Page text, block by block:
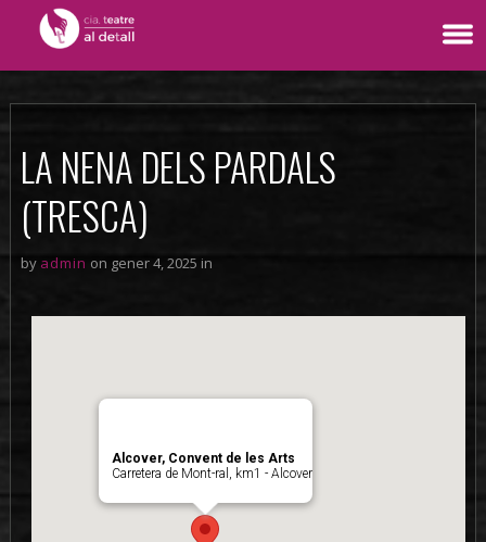
LA NENA DELS PARDALS
(TRESCA)
by admin on gener 4, 2025 in
Alcover, Convent de les Arts
Carretera de Mont-ral, km1 - Alcover